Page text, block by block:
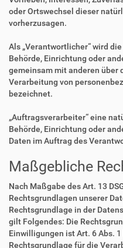
oder Ortswechsel dieser
vorherzusagen.
Als „Verantwortlicher“ wird
Behörde, Einrichtung oder
gemeinsam mit anderen über
Verarbeitung von
bezeichnet.
„Auftragsverarbeiter“ eine
Behörde, Einrichtung oder
Daten im Auftrag des
Maßgebliche
Nach Maßgabe des Art. 13
Rechtsgrundlagen unserer
Rechtsgrundlage in der
gilt Folgendes: Die
Einwilligungen ist Art. 6 Abs. 1
Rechtsgrundlage für die